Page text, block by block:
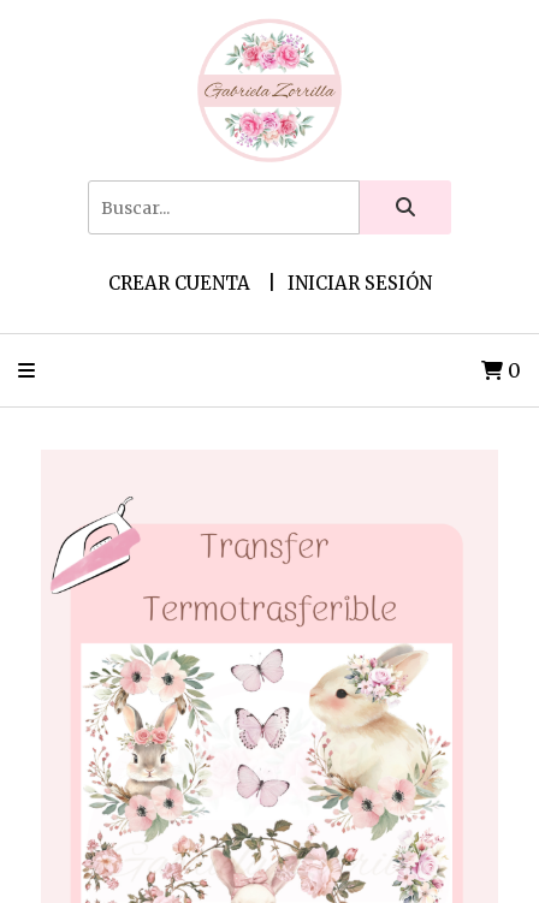
CREAR CUENTA INICIAR SESIÓN
0